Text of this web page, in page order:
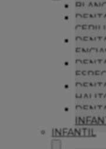
INFANTIL